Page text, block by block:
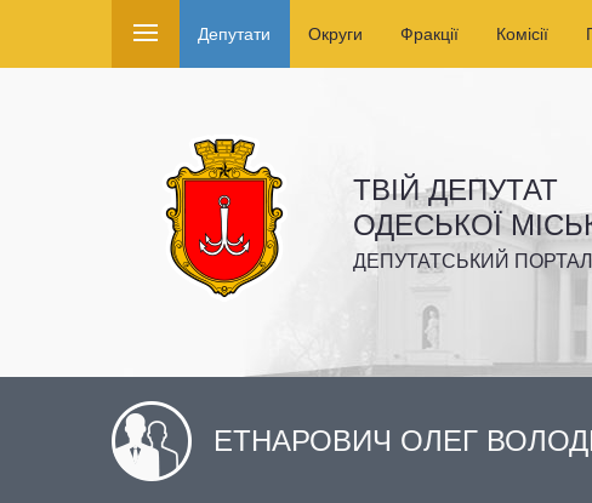
Депутати Округи Фракції Комісії
ТВІЙ ДЕПУТАТ
ОДЕСЬКОЇ
ДЕПУТАТСЬКИЙ ПОРТАЛ
ЕТНАРОВИЧ ОЛЕГ